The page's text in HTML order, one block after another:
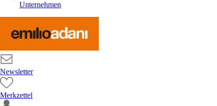
Unternehmen
Newsletter
Merkzettel